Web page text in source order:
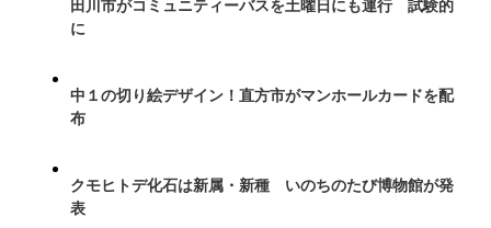
田川市がコミュニティーバスを土曜日にも運行 試験的
に
中１の切り絵デザイン！直方市がマンホールカードを配
布
クモヒトデ化石は新属・新種 いのちのたび博物館が発
表